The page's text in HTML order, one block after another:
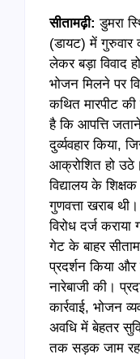
सीतामढ़ी: डुमरा
(डायट) में गुरुवार
लेकर बड़ा विवाद
भोजन मिलने पर
कथित मारपीट
है कि आपत्ति
दुर्व्यवहार किया,
आक्रोशित हो
विद्यालय के
गुणवत्ता खराब
विरोध दर्ज
गेट के बाहर
प्रदर्शन किया
नारेबाजी की।
कार्रवाई, भोजन
अवधि में बेहतर
तक सड़क जाम